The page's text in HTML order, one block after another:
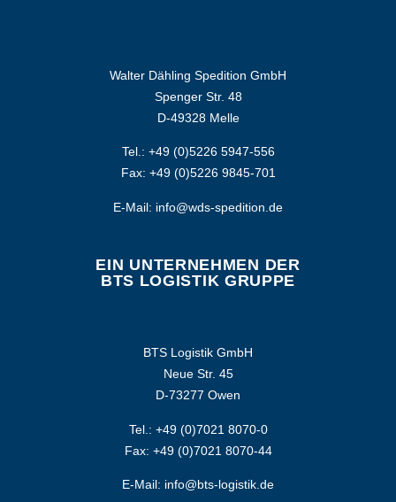
Walter Dähling Spedition GmbH
Spenger Str. 48
D-49328 Melle
Tel.: +49 (0)5226 5947-556
Fax: +49 (0)5226 9845-701
E-Mail: info@wds-spedition.de
EIN UNTERNEHMEN DER
BTS LOGISTIK GRUPPE
BTS Logistik GmbH
Neue Str. 45
D-73277 Owen
Tel.: +49 (0)7021 8070-0
Fax: +49 (0)7021 8070-44
E-Mail: info@bts-logistik.de